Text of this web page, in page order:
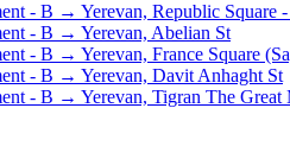
- B → Yerevan, Republic Square
- B → Yerevan, Abelian St
- B → Yerevan, France Square
- B → Yerevan, Davit Anhaght St
- B → Yerevan, Tigran The Great